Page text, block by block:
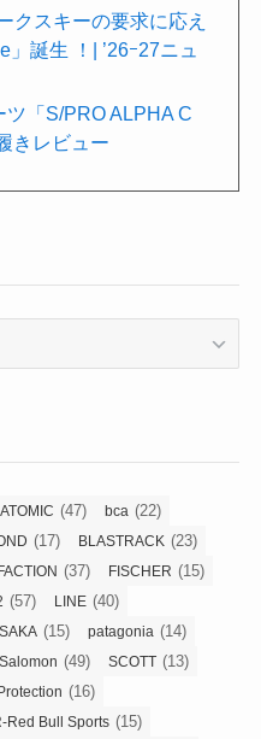
クスキーの要求に応え
誕生 ！| ’26ｰ27ニュ
「S/PRO ALPHA C
きレビュー
ATOMIC (47) bca (22)
(17) BLASTRACK (23)
(37) FISCHER (15)
(57) LINE (40)
(15) patagonia (14)
Salomon (49) SCOTT (13)
(16)
Red Bull Sports (15)